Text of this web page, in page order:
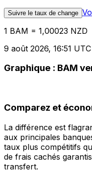
Suivre le taux de change
1 BAM = 1,00023 NZD
9 août 2026, 16:51 UTC
Graphique : BAM
Comparez et
La différence est
aux principales
taux plus compétitifs
de frais cachés
transfert.